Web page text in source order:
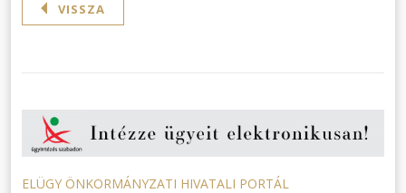
VISSZA
ELÜGY ÖNKORMÁNYZATI HIVATALI PORTÁL